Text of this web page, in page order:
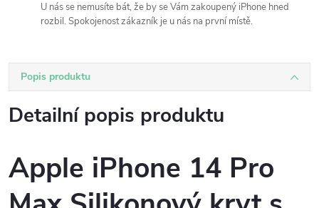
U nás se nemusíte bát, že by se Vám zakoupený iPhone hned
rozbil. Spokojenost zákazník je u nás na první místě.
Popis produktu
Detailní popis produktu
Apple iPhone 14 Pro